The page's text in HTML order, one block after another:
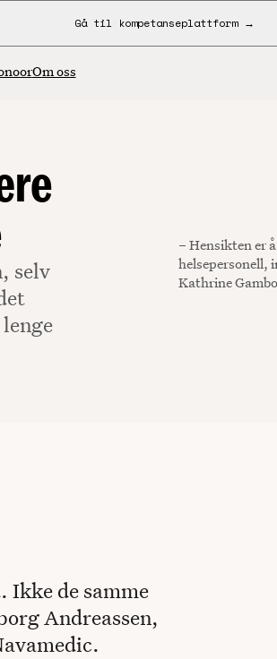
Gå til kompetanseplattform →
Om oss
– Hensikten er
helsepersonell,
Kathrine
selv
Ikke de samme
Andreassen,